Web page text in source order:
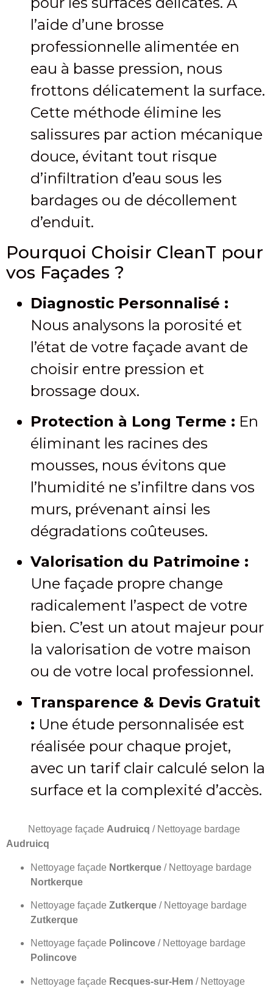
l’aide d’une brosse
professionnelle alimentée en
eau à basse pression, nous
frottons délicatement la surface.
Cette méthode élimine les
salissures par action mécanique
douce, évitant tout risque
d’infiltration d’eau sous les
bardages ou de décollement
d’enduit.
Pourquoi Choisir CleanT pour
vos Façades ?
Diagnostic Personnalisé :
Nous analysons la porosité et
l’état de votre façade avant de
choisir entre pression et
brossage doux.
Protection à Long Terme : En
éliminant les racines des
mousses, nous évitons que
l’humidité ne s’infiltre dans vos
murs, prévenant ainsi les
dégradations coûteuses.
Valorisation du Patrimoine :
Une façade propre change
radicalement l’aspect de votre
bien. C’est un atout majeur pour
la valorisation de votre maison
ou de votre local professionnel.
Transparence & Devis Gratuit
: Une étude personnalisée est
réalisée pour chaque projet,
avec un tarif clair calculé selon la
surface et la complexité d’accès.
Nettoyage façade Audruicq / Nettoyage bardage
Audruicq
Nettoyage façade Nortkerque / Nettoyage bardage
Nortkerque
Nettoyage façade Zutkerque / Nettoyage bardage
Zutkerque
Nettoyage façade Polincove / Nettoyage bardage
Polincove
Nettoyage façade Recques-sur-Hem / Nettoyage